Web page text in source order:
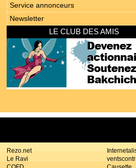
Service annonceurs
Newsletter
LE CLUB DES AMIS
Rezo.net
Le Ravi